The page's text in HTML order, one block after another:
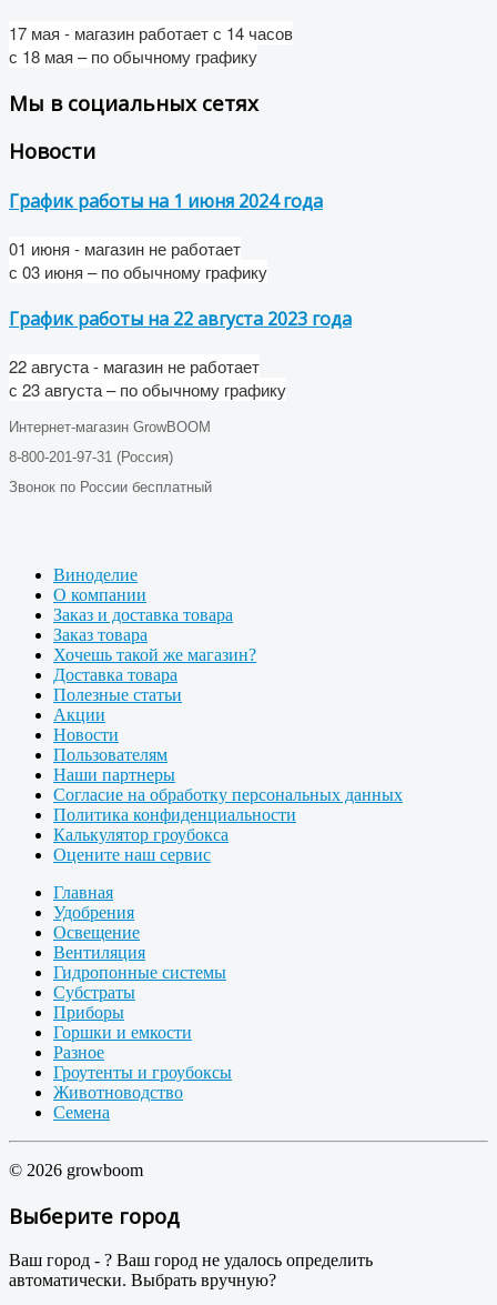
17 мая - магазин работает с 14 часов
с 18 мая – по обычному графику
Мы в социальных сетях
Новости
График работы на 1 июня 2024 года
01 июня - магазин не работает
с 03 июня – по обычному графику
График работы на 22 августа 2023 года
22 августа - магазин не работает
с 23 августа – по обычному графику
Интернет-магазин GrowBOOM
8-800-201-97-31 (Россия)
Звонок по России бесплатный
Виноделие
О компании
Заказ и доставка товара
Заказ товара
Хочешь такой же магазин?
Доставка товара
Полезные статьи
Акции
Новости
Пользователям
Наши партнеры
Согласие на обработку персональных данных
Политика конфиденциальности
Калькулятор гроубокса
Оцените наш сервис
Главная
Удобрения
Освещение
Вентиляция
Гидропонные системы
Субстраты
Приборы
Горшки и емкости
Разное
Гроутенты и гроубоксы
Животноводство
Семена
© 2026 growboom
Выберите город
Ваш город - ? Ваш город не удалось определить
автоматически. Выбрать вручную?